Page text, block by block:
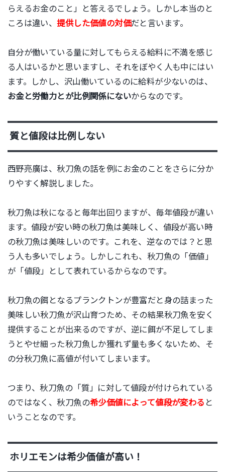
らえるお金のこと」と答えるでしょう。しかし本当のと
ころは違い、提供した価値の対価だと言います。
自分が働いている量に対してもらえる給料に不満を感じ
る人はいるかと思いますし、それをぼやく人も中にはい
ます。しかし、沢山働いているのに給料が少ないのは、
お金と労働力とが比例関係にないからなのです。
質と値段は比例しない
西野亮廣は、秋刀魚の話を例にお金のことをさらに分か
りやすく解説しました。
秋刀魚は秋になると毎年出回りますが、毎年値段が違い
ます。値段が安い時の秋刀魚は美味しく、値段が高い時
の秋刀魚は美味しいのです。これを、逆なのでは？と思
う人も多いでしょう。しかしこれも、秋刀魚の「価値」
が「値段」として表れているからなのです。
秋刀魚の餌となるプランクトンが豊富だと身の詰まった
美味しい秋刀魚が沢山育つため、その結果秋刀魚を安く
提供することが出来るのですが、逆に餌が不足してしま
うとやせ細った秋刀魚しか獲れず量も多くないため、そ
の分秋刀魚に高値が付いてしまいます。
つまり、秋刀魚の「質」に対して値段が付けられている
のではなく、秋刀魚の希少価値によって値段が変わる と
いうことなのです。
ホリエモンは希少価値が高い！